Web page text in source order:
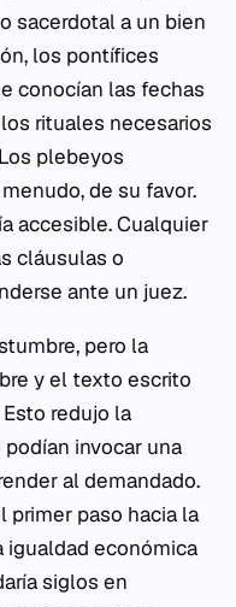
sacerdotal a un bien
los pontífices
conocían las fechas
rituales necesarios
plebeyos
de su favor.
accesible. Cualquier
cláusulas o
ante un juez.
pero la
y el texto escrito
redujo la
invocar una
al demandado.
primer paso hacia la
igualdad económica
siglos en